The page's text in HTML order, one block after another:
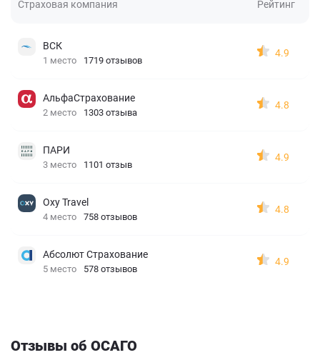
Страховая компания Рейтинг
ВСК
1 место 1719 отзывов
4.9
АльфаСтрахование
2 место 1303 отзыва
4.8
ПАРИ
3 место 1101 отзыв
4.9
Oxy Travel
4 место 758 отзывов
4.8
Абсолют Страхование
5 место 578 отзывов
4.9
Отзывы об ОСАГО